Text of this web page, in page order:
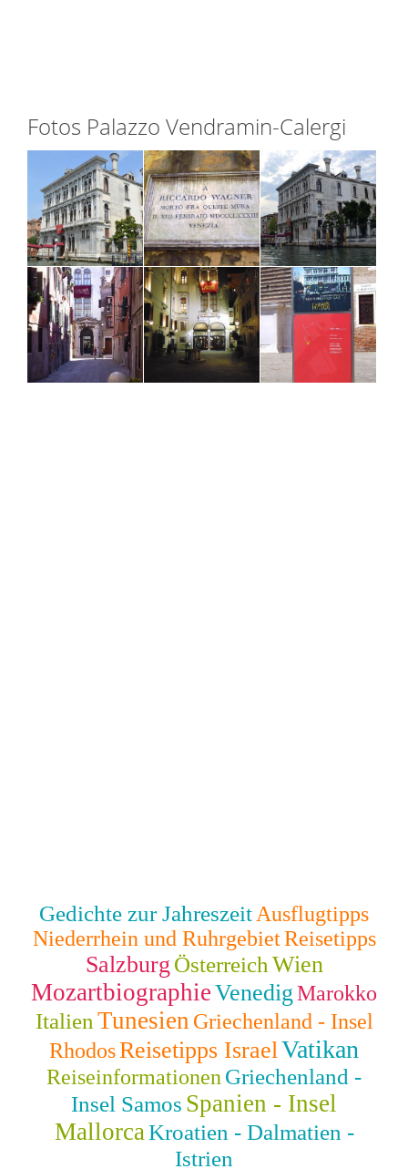
Fotos Palazzo Vendramin-Calergi
Gedichte zur JahreszeitAusflugtipps
Niederrhein und RuhrgebietReisetipps
Salzburg Österreich Wien
MozartbiographieVenedigMarokko
Italien Tunesien Griechenland - Insel
RhodosReisetipps IsraelVatikan
ReiseinformationenGriechenland -
Insel Samos Spanien - Insel
MallorcaKroatien - Dalmatien -
Istrien